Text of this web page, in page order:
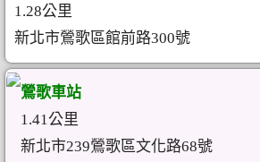
1.28公里
新北市鶯歌區館前路300號
鶯歌車站
1.41公里
新北市239鶯歌區文化路68號